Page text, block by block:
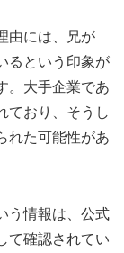
由には、兄が
るという印象が
。大手企業であ
ており、そうし
れた可能性があ
う情報は、公式
て確認されてい